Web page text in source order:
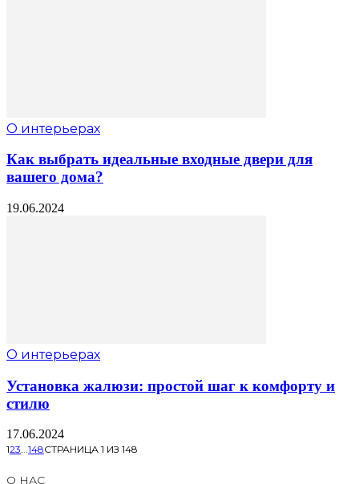
О интерьерах
Как выбрать идеальные входные двери для
вашего дома?
19.06.2024
О интерьерах
Установка жалюзи: простой шаг к комфорту и
стилю
17.06.2024
123...148СТРАНИЦА 1 ИЗ 148
О НАС